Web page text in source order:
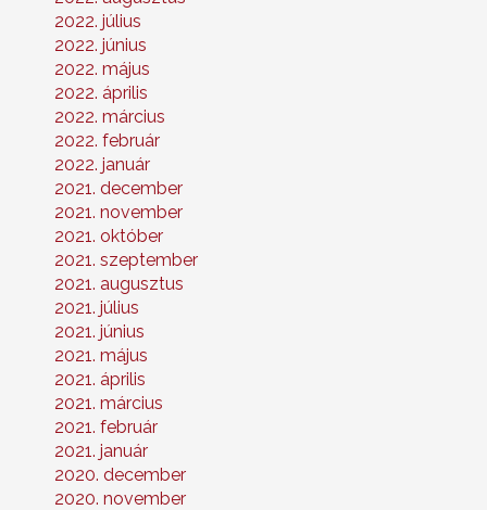
2022. július
2022. június
2022. május
2022. április
2022. március
2022. február
2022. január
2021. december
2021. november
2021. október
2021. szeptember
2021. augusztus
2021. július
2021. június
2021. május
2021. április
2021. március
2021. február
2021. január
2020. december
2020. november